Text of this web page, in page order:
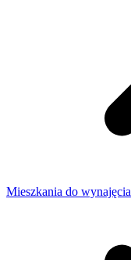
Mieszkania do wynajęcia